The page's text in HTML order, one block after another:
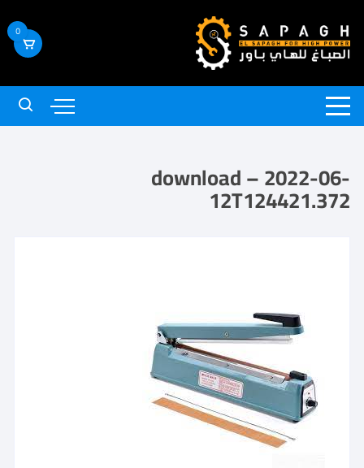
0
download – 2022-06-
12T124421.372